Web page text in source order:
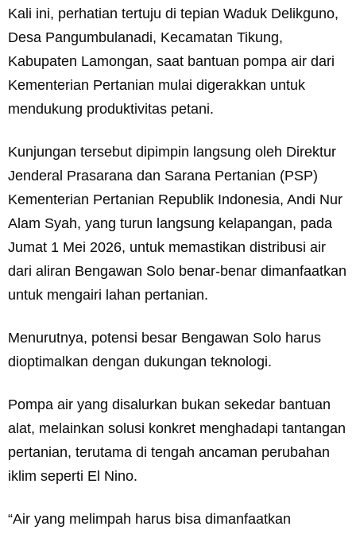
Kali ini, perhatian tertuju di tepian Waduk Delikguno,
Desa Pangumbulanadi, Kecamatan Tikung,
Kabupaten Lamongan, saat bantuan pompa air dari
Kementerian Pertanian mulai digerakkan untuk
mendukung produktivitas petani.
Kunjungan tersebut dipimpin langsung oleh Direktur
Jenderal Prasarana dan Sarana Pertanian (PSP)
Kementerian Pertanian Republik Indonesia, Andi Nur
Alam Syah, yang turun langsung kelapangan, pada
Jumat 1 Mei 2026, untuk memastikan distribusi air
dari aliran Bengawan Solo benar-benar dimanfaatkan
untuk mengairi lahan pertanian.
Menurutnya, potensi besar Bengawan Solo harus
dioptimalkan dengan dukungan teknologi.
Pompa air yang disalurkan bukan sekedar bantuan
alat, melainkan solusi konkret menghadapi tantangan
pertanian, terutama di tengah ancaman perubahan
iklim seperti El Nino.
“Air yang melimpah harus bisa dimanfaatkan